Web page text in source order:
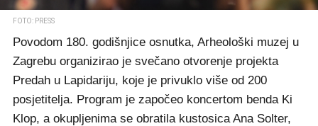
FOTO: PRESS
Povodom 180. godišnjice osnutka, Arheološki muzej u
Zagrebu organizirao je svečano otvorenje projekta
Predah u Lapidariju, koje je privuklo više od 200
posjetitelja. Program je započeo koncertom benda Ki
Klop, a okupljenima se obratila kustosica Ana Solter,